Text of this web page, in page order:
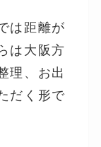
は距離が
は大阪方
理、お出
だく形で